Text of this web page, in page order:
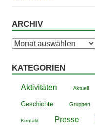
ARCHIV
Archiv
KATEGORIEN
Aktivitäten Aktuell
Geschichte Gruppen
Kontakt Presse